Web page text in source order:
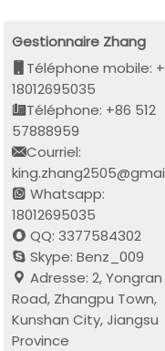
Gestionnaire Zhang
Téléphone mobile:
18012695035
Téléphone: +86 512
57888959
Courriel:
Whatsapp:
18012695035
QQ: 3377584302
Skype: Benz_009
Adresse: 2, Yongran
Road, Zhangpu Town,
Kunshan City, Jiangsu
Province